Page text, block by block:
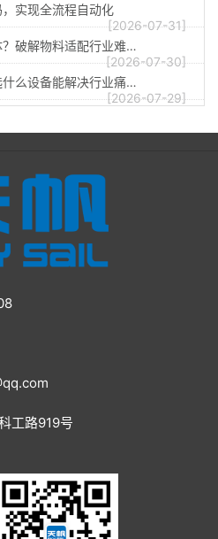
实现全流程自动化
[2026-07-31]
破解物料适配行业难…
[2026-07-30]
么设备能解决行业痛…
[2026-07-29]
工路919号